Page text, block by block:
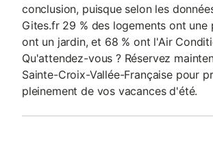
conclusion, puisque selon les
Gites.fr 29 % des logements ont une
ont un jardin, et 68 % ont l'Air
Qu'attendez-vous ? Réservez
Sainte-Croix-Vallée-Française pour
pleinement de vos vacances d'été.